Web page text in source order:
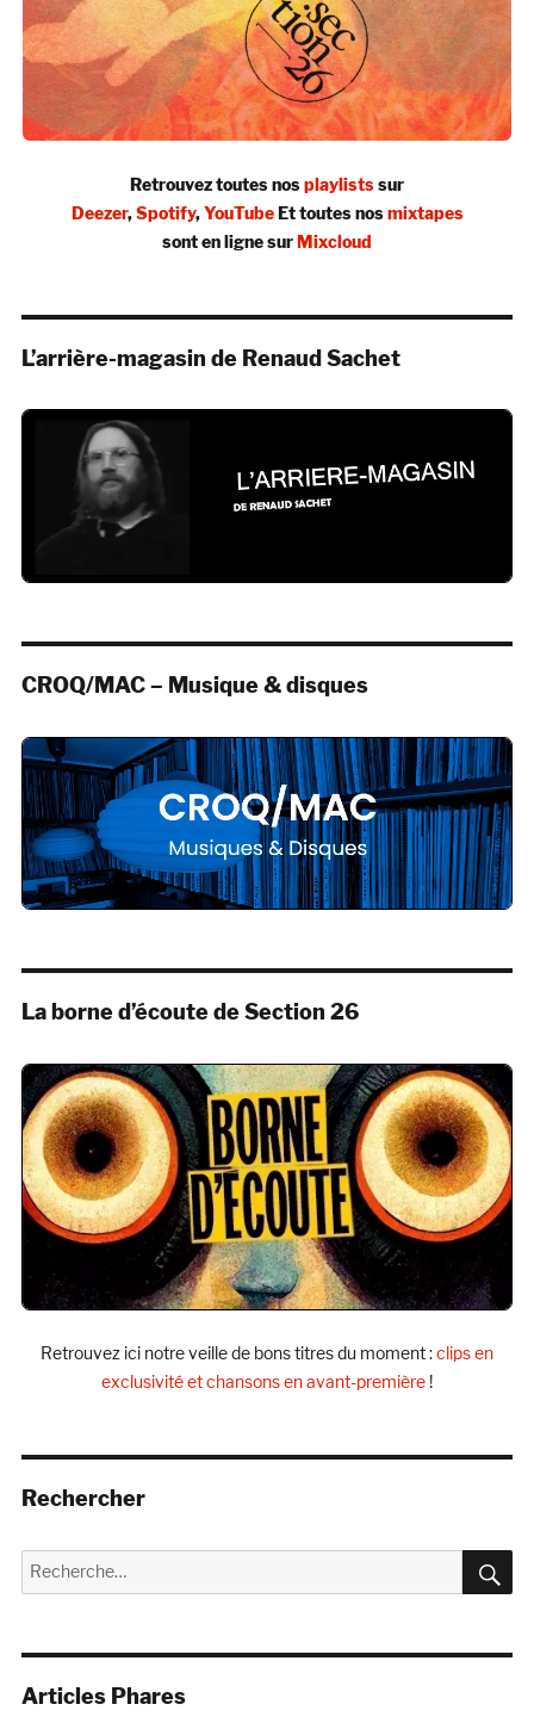
Retrouvez toutes nosplaylistssur
Deezer,Spotify,YouTubeEt toutes nosmixtapes
sont en ligne surMixcloud
L’arrière-magasin de Renaud Sachet
CROQ/MAC – Musique & disques
La borne d’écoute de Section 26
Retrouvez ici notre veille de bons titres du moment :clips en
exclusivité et chansons en avant-première !
Rechercher
Recherche
pour :
Articles Phares